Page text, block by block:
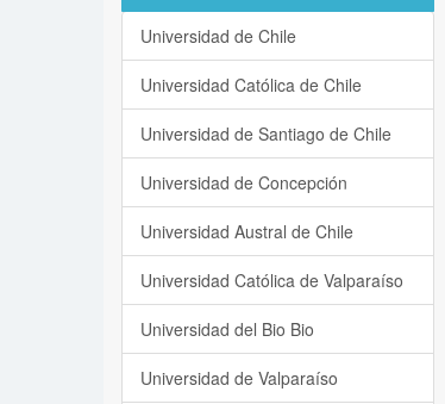
Universidad de Chile
Universidad Católica de Chile
Universidad de Santiago de Chile
Universidad de Concepción
Universidad Austral de Chile
Universidad Católica de Valparaíso
Universidad del Bio Bio
Universidad de Valparaíso